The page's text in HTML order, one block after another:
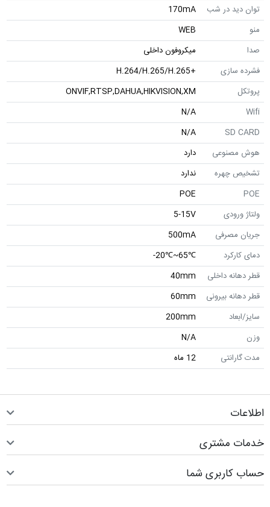
توان دید در شب
170mA
منو
WEB
صدا
میکروفون داخلی
فشرده سازی
+H.264/H.265/H.265
پروتکل
ONVIF,RTSP,DAHUA,HIKVISION,XM
Wifi
N/A
SD CARD
N/A
هوش مصنوعی
دارد
تشخیص چهره
ندارد
POE
POE
ولتاژ ورودی
5-15V
جریان مصرفی
500mA
دمای کارکرد
℃65~℃20-
قطر دهانه داخلی
40mm
قطر دهانه بیرونی
60mm
سایز/ابعاد
200mm
وزن
N/A
مدت گارانتی
12 ماه
اطلاعات
خدمات مشتری
حساب کاربری شما